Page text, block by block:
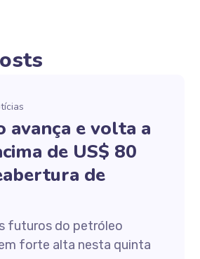
avança e volta a
de US$ 80
de
futuros do petróleo
forte alta nesta quinta